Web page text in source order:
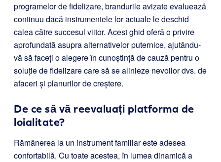
programelor de fidelizare, brandurile avizate evaluează
continuu dacă instrumentele lor actuale le deschid
calea către succesul viitor. Acest ghid oferă o privire
aprofundată asupra alternativelor puternice, ajutându-
vă să faceți o alegere în cunoștință de cauză pentru o
soluție de fidelizare care să se alinieze nevoilor dvs. de
afaceri și planurilor de creștere.
De ce să vă reevaluați platforma de
loialitate?
Rămânerea la un instrument familiar este adesea
confortabilă. Cu toate acestea, în lumea dinamică a